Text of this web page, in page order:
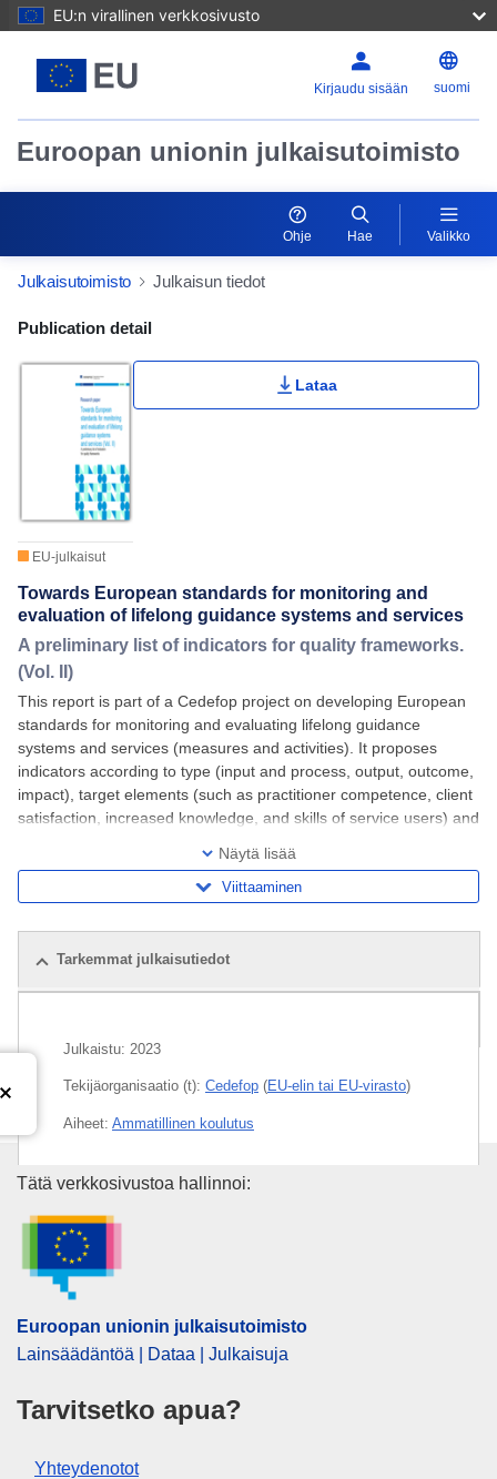
EU:n virallinen verkkosivusto
Kirjaudu sisään suomi
Euroopan unionin julkaisutoimisto
Ohje Hae Valikko
Julkaisutoimisto Julkaisun tiedot
Publication Detail Actions Portlet
Publication detail
EU-julkaisut
Lataa
Towards European standards for monitoring and
evaluation of lifelong guidance systems and services
A preliminary list of indicators for quality frameworks.
(Vol. II)
This report is part of a Cedefop project on developing European
standards for monitoring and evaluating lifelong guidance
systems and services (measures and activities). It proposes
indicators according to type (input and process, output, outcome,
impact), target elements (such as practitioner competence, client
satisfaction, increased knowledge, and skills of service users) and
Näytä lisää
Viittaaminen
Tarkemmat julkaisutiedot
Julkaistu: 2023
Tekijäorganisaatio (t): Cedefop (EU-elin tai EU-virasto)
Aiheet: Ammatillinen koulutus
jatkuva ammatillinen koulutus
kertomus
integraatio
PDF
Euroopan unionin
Tätä verkkosivustoa hallinnoi:
Euroopan unionin julkaisutoimisto
Lainsäädäntöä | Dataa | Julkaisuja
Tarvitsetko apua?
Yhteydenotot